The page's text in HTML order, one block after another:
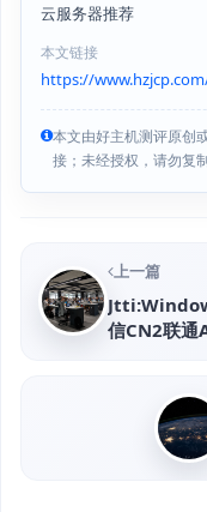
云服务器推荐
本文链接
https://
本文由好主机测评原创
接；未经授权，请勿复
上一篇
信CN2联通